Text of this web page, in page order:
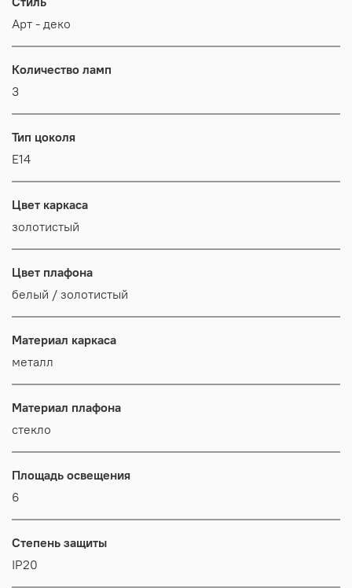
Арт - деко
Количество ламп
3
Тип цоколя
E14
Цвет каркаса
золотистый
Цвет плафона
белый / золотистый
Материал каркаса
металл
Материал плафона
стекло
Площадь освещения
6
Степень защиты
IP20